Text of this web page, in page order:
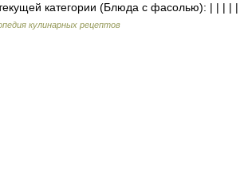
категории (Блюда с фасолью): | | | | |
кулинарных рецептов